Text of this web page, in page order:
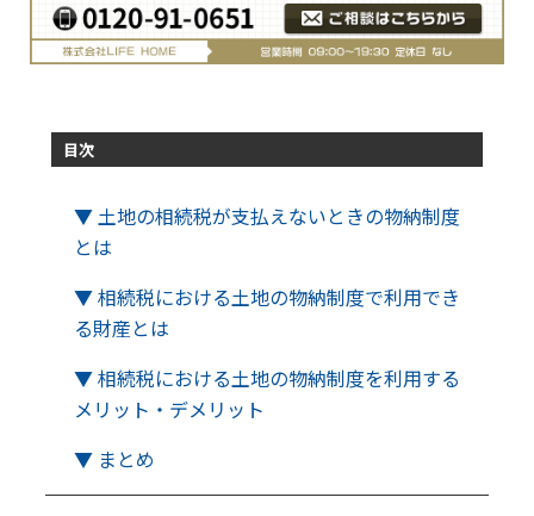
目次
▼ 土地の相続税が支払えないときの物納制度
とは
▼ 相続税における土地の物納制度で利用でき
る財産とは
▼ 相続税における土地の物納制度を利用する
メリット・デメリット
▼ まとめ